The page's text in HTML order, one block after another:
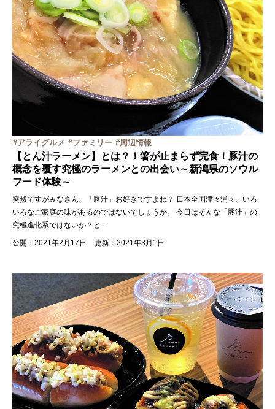
アライグルメ ファミリー 周辺情報
【とん汁ラーメン】とは？！箸が止まらず完食！豚汁の
概念を覆す究極のラーメンとの出会い～新潟県のソウル
フード体験～
突然ですがみなさん、「豚汁」お好きですよね？ 日本全国津々浦々、いろ
いろなご家庭の味があるのではないでしょうか。 今日はそんな「豚汁」の
究極進化系ではないか？と ...
公開：2021年2月17日 更新：2021年3月1日